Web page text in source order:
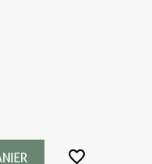
favorite_border